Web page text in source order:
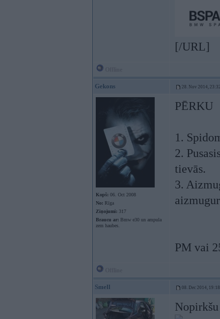
[/URL]
Gekons 28. Nov 2014,
Kopš: 06. Oct 2008
No: Rīga
Ziņojumi: 317
Braucu ar: Bmw e30 un ampula
zem haubes.
PĒRKU
1.
2.
tievās.
3.
PM vai
Smell 08. Dec 2014, 19:18